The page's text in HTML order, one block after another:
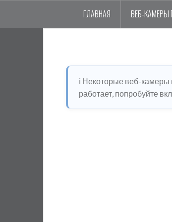
ГЛАВНАЯ ВЕБ-КАМЕРЫ
ℹ️ Некоторые веб-
работает, попробуйте